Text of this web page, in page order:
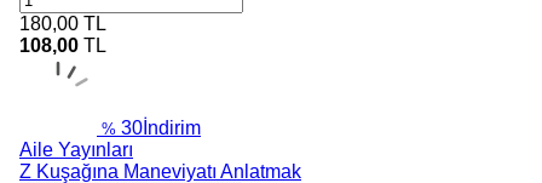
180,00 TL
108,00 TL
% 30 İndirim
Aile Yayınları
Z Kuşağına Maneviyatı Anlatmak